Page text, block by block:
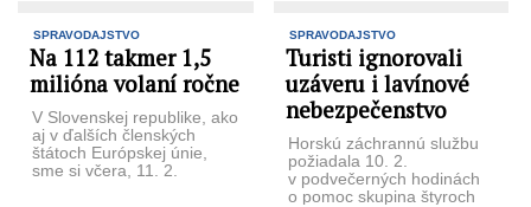
SPRAVODAJSTVO
Na 112 takmer 1,5
milióna volaní ročne
V Slovenskej republike, ako
aj v ďalších členských
štátoch Európskej únie,
sme si včera, 11. 2.
SPRAVODAJSTVO
Turisti ignorovali
uzáveru i lavínové
nebezpečenstvo
Horskú záchrannú službu
požiadala 10. 2.
v podvečerných hodinách
o pomoc skupina štyroch